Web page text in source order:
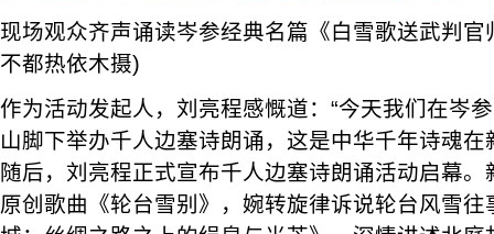
现场观众齐声诵读岑参经典名篇《白雪歌送武判官
不都热依木摄)
作为活动发起人，刘亮程感慨道：“今天我们在岑
山脚下举办千人边塞诗朗诵，这是中华千年诗魂在
随后，刘亮程正式宣布千人边塞诗朗诵活动启幕
原创歌曲《轮台雪别》，婉转旋律诉说轮台风雪